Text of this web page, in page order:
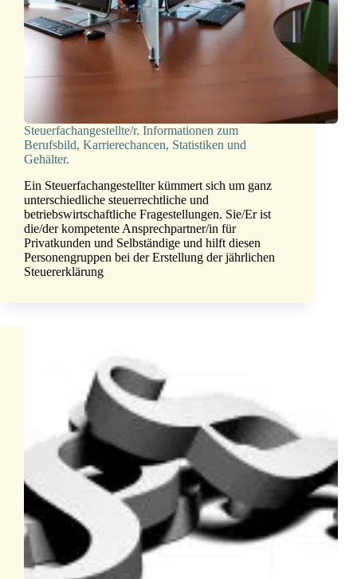
Steuerfachangestellte/r. Informationen zum
Berufsbild, Karrierechancen, Statistiken und
Gehälter.
Ein Steuerfachangestellter kümmert sich um ganz
unterschiedliche steuerrechtliche und
betriebswirtschaftliche Fragestellungen. Sie/Er ist
die/der kompetente Ansprechpartner/in für
Privatkunden und Selbständige und hilft diesen
Personengruppen bei der Erstellung der jährlichen
Steuererklärung